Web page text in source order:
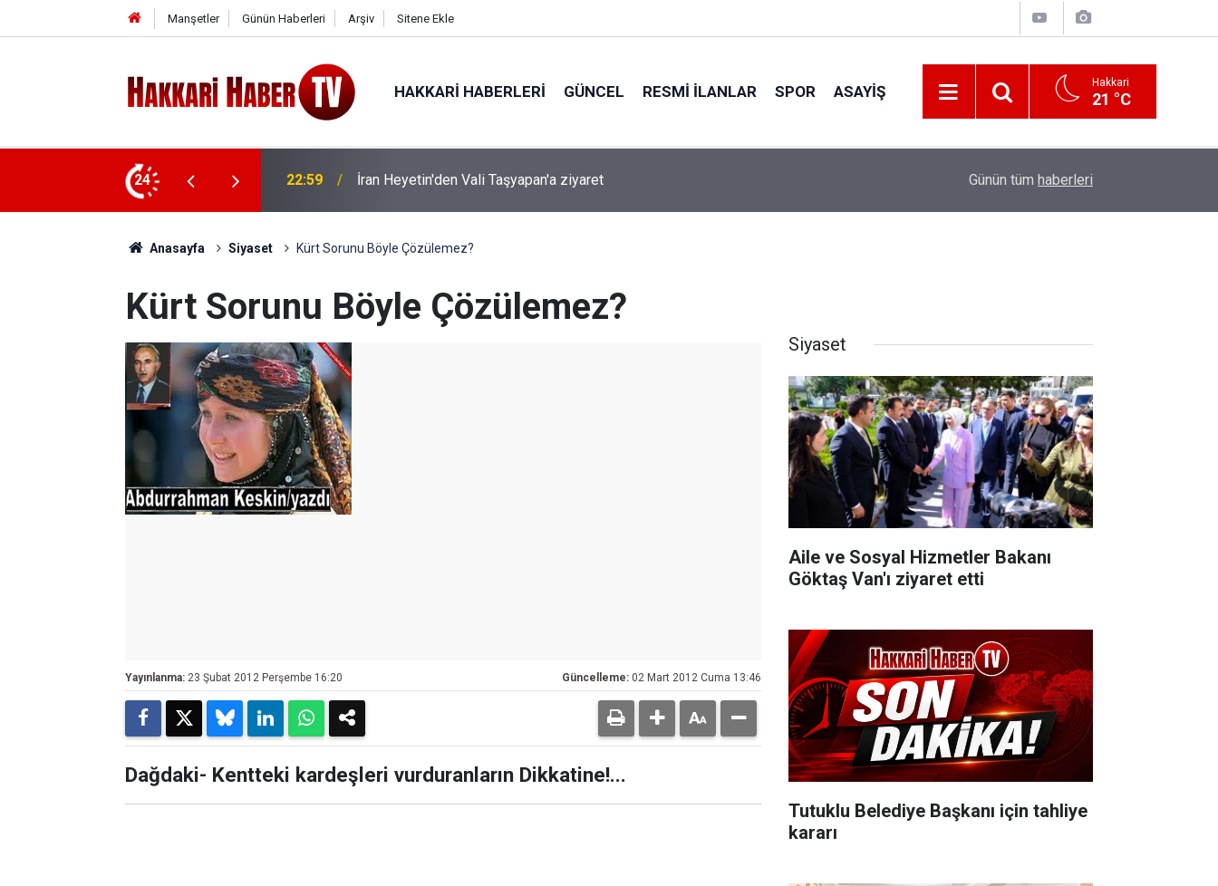
Manşetler Günün Haberleri Arşiv Sitene Ekle
HAKKARI HABERLERI GÜNCEL RESMI İLANLAR SPOR ASAYIŞ Hakkari
21 °C
24 22:53 İran Sınırında 7 Kilo 720 Gram Eroin ele geçirildi Kanat kalbine yenik düştü
Günün tüm haberleri
Anasayfa Siyaset Kürt Sorunu Böyle Çözülemez?
Kürt Sorunu Böyle Çözülemez?
Yayınlanma: 23 Şubat 2012 Perşembe 16:20 Güncelleme: 02 Mart 2012 Cuma 13:46
Dağdaki- Kentteki kardeşleri vurduranların Dikkatine!...
Siyaset
Aile ve Sosyal Hizmetler Bakanı
Göktaş Van'ı ziyaret etti
Tutuklu Belediye Başkanı için tahliye
kararı